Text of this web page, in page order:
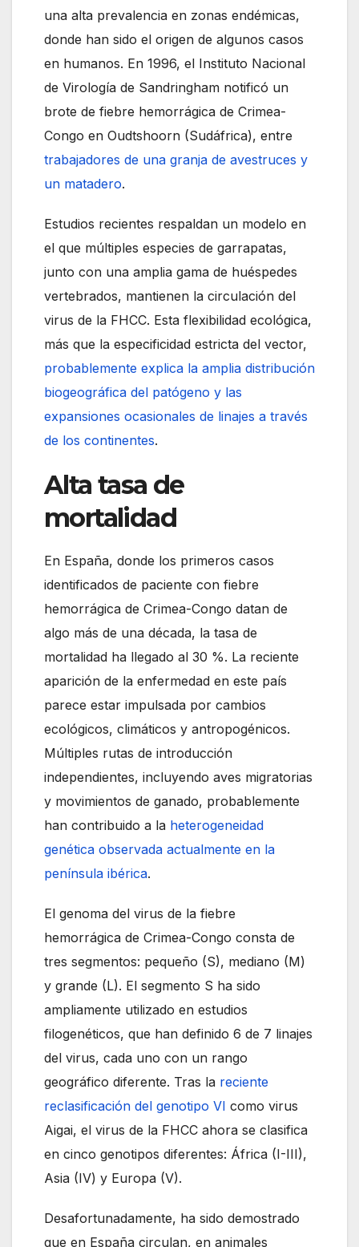
una alta prevalencia en zonas endémicas,
donde han sido el origen de algunos casos
en humanos. En 1996, el Instituto Nacional
de Virología de Sandringham notificó un
brote de fiebre hemorrágica de Crimea-
Congo en Oudtshoorn (Sudáfrica), entre
trabajadores de una granja de avestruces y
un matadero.
Estudios recientes respaldan un modelo en
el que múltiples especies de garrapatas,
junto con una amplia gama de huéspedes
vertebrados, mantienen la circulación del
virus de la FHCC. Esta flexibilidad ecológica,
más que la especificidad estricta del vector,
probablemente explica la amplia distribución
biogeográfica del patógeno y las
expansiones ocasionales de linajes a través
de los continentes.
Alta tasa de
mortalidad
En España, donde los primeros casos
identificados de paciente con fiebre
hemorrágica de Crimea-Congo datan de
algo más de una década, la tasa de
mortalidad ha llegado al 30 %. La reciente
aparición de la enfermedad en este país
parece estar impulsada por cambios
ecológicos, climáticos y antropogénicos.
Múltiples rutas de introducción
independientes, incluyendo aves migratorias
y movimientos de ganado, probablemente
han contribuido a la heterogeneidad
genética observada actualmente en la
península ibérica.
El genoma del virus de la fiebre
hemorrágica de Crimea-Congo consta de
tres segmentos: pequeño (S), mediano (M)
y grande (L). El segmento S ha sido
ampliamente utilizado en estudios
filogenéticos, que han definido 6 de 7 linajes
del virus, cada uno con un rango
geográfico diferente. Tras la reciente
reclasificación del genotipo VI como virus
Aigai, el virus de la FHCC ahora se clasifica
en cinco genotipos diferentes: África (I-III),
Asia (IV) y Europa (V).
Desafortunadamente, ha sido demostrado
que en España circulan, en animales